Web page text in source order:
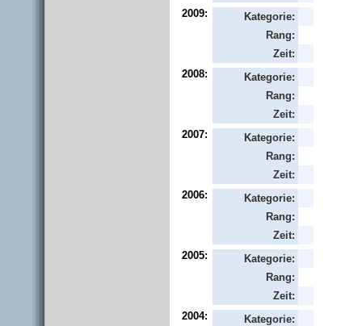
2009:
Kategorie:
Rang:
Zeit:
2008:
Kategorie:
Rang:
Zeit:
2007:
Kategorie:
Rang:
Zeit:
2006:
Kategorie:
Rang:
Zeit:
2005:
Kategorie:
Rang:
Zeit:
2004:
Kategorie: